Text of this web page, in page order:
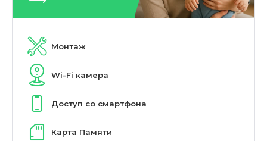
Монтаж
Wi-Fi камера
Доступ со смартфона
Карта Памяти